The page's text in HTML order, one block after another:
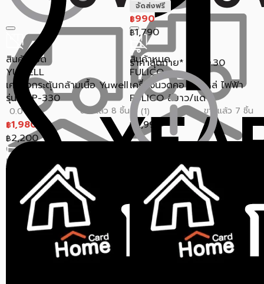
สินค้าหมด
YUWELL
เครื่องกระตุ้นกล้ามเนื้อ Yuwell
รุ่น SDP-330
0.0 (0) ขายแล้ว 8 ชิ้น
฿1,980
฿2,200
ราคาสุดท้าย* ฿1,920.60
สินค้าหมด
FULICO
เครื่องนวดคอ บ่า ไหล่ ไฟฟ้า
FULICO สีขาว/แดง
5 (1) ขายแล้ว 7 ชิ้น
฿ 2,999
จัดส่งฟรี
฿990
฿1,790
ราคาสุดท้าย* 960.30